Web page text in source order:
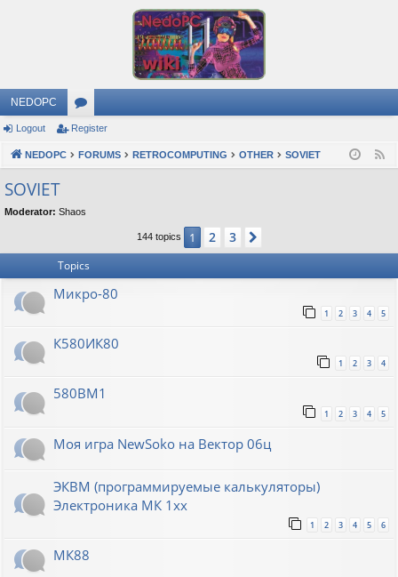
NEDOPC
or
u
s
Logout Register
NEDOPC FORUMS RETROCOMPUTING OTHER SOVIET
SOVIET
Moderator: Shaos
144 topics 1 2 3
Topics
Микро-80
1 2 3 4 5
К580ИК80
1 2 3 4
580ВМ1
1 2 3 4 5
Моя игра NewSoko на Вектор 06ц
ЭКВМ (программируемые калькуляторы)
Электроника МК 1хх
1 2 3 4 5 6
МК88